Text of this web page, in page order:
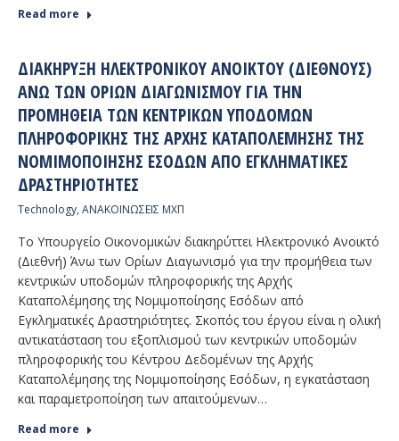
Read more
ΔΙΑΚΉΡΥΞΗ ΗΛΕΚΤΡΟΝΙΚΟΎ ΑΝΟΙΚΤΟΎ (ΔΙΕΘΝΟΎΣ)
ΆΝΩ ΤΩΝ ΟΡΊΩΝ ΔΙΑΓΩΝΙΣΜΟΎ ΓΙΑ ΤΗΝ
ΠΡΟΜΉΘΕΙΑ ΤΩΝ ΚΕΝΤΡΙΚΏΝ ΥΠΟΔΟΜΏΝ
ΠΛΗΡΟΦΟΡΙΚΉΣ ΤΗΣ ΑΡΧΉΣ ΚΑΤΑΠΟΛΈΜΗΣΗΣ ΤΗΣ
ΝΟΜΙΜΟΠΟΊΗΣΗΣ ΕΣΌΔΩΝ ΑΠΌ ΕΓΚΛΗΜΑΤΙΚΈΣ
ΔΡΑΣΤΗΡΙΌΤΗΤΕΣ
Technology, ΑΝΑΚΟΙΝΩΣΕΙΣ ΜΧΠ
Το Υπουργείο Οικονομικών διακηρύττει Ηλεκτρονικό Ανοικτό
(Διεθνή) Άνω των Ορίων Διαγωνισμό για την προμήθεια των
κεντρικών υποδομών πληροφορικής της Αρχής
Καταπολέμησης της Νομιμοποίησης Εσόδων από
Εγκληματικές Δραστηριότητες. Σκοπός του έργου είναι η ολική
αντικατάσταση του εξοπλισμού των κεντρικών υποδομών
πληροφορικής του Κέντρου Δεδομένων της Αρχής
Καταπολέμησης της Νομιμοποίησης Εσόδων, η εγκατάσταση
και παραμετροποίηση των απαιτούμενων…
Read more